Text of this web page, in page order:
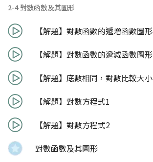
2-4 對數函數及其圖形
【解題】對數函數的遞增函數圖形
【解題】對數函數的遞減函數圖形
【解題】底數相同，對數比較大小
【解題】對數方程式1
【解題】對數方程式2
對數函數及其圖形